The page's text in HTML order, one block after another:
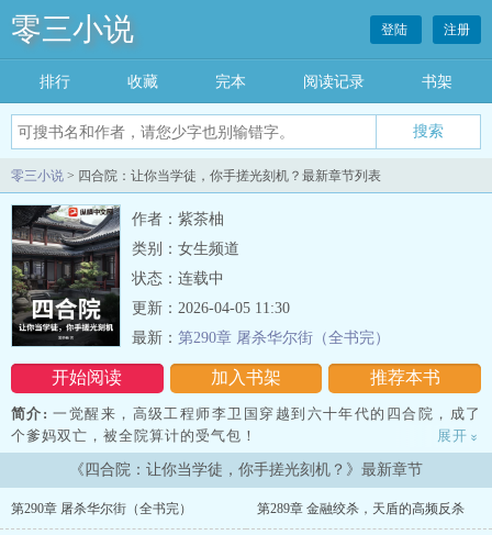
零三小说 登陆 注册
排行 收藏 完本 阅读记录 书架
零三小说 > 四合院：让你当学徒，你手搓光刻机？最新章节列表
作者：紫茶柚
类别：女生频道
状态：连载中
开始阅读 加入书架 推荐本书
更新：2026-04-05 11:30
最新： 第290章 屠杀华尔街（全书完）
简介: 一觉醒来，高级工程师李卫国穿越到六十年代的四合院，成了
个爹妈双亡，被全院算计的受气包！
秦淮茹想吸我的血？贾张氏想占我的房？傻柱还想给我秀肌肉？
展开 »
《四合院：让你当学徒，你手搓光刻机？》最新章节
第290章 屠杀华尔街（全书完） 第289章 金融绞杀，天盾的高频反杀